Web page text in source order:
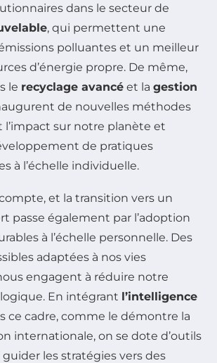
dans le secteur de
, qui permettent une
polluantes et un meilleur
d’énergie propre. De même,
le recyclage avancé et la gestion
de nouvelles méthodes
sur notre planète et
de pratiques
à l’échelle individuelle.
et la transition vers un
passe également par l’adoption
à l’échelle personnelle. Des
adaptées à nos vies
engagent à réduire notre
En intégrant l’intelligence
ce cadre, comme le démontre la
internationale, on se dote d’outils
les stratégies vers des